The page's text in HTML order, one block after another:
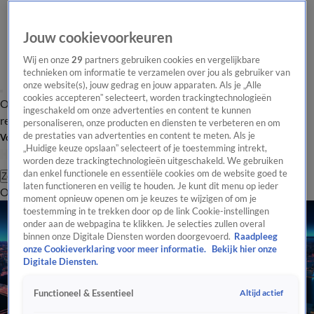
Overzicht Laatste nieuws Regionieuws Het beste van Hart
Tip de
redactie
Volg Hart van Nederland
Zoeken
OverzichtRegioUitzendingenWeerTip de redactiePanelVideo's
Jouw cookievoorkeuren
Wij en onze29 partners gebruiken cookies en vergelijkbare
technieken om informatie te verzamelen over jou als gebruiker van
onze website(s), jouw gedrag en jouw apparaten. Als je „Alle
cookies accepteren” selecteert, worden trackingtechnologieën
ingeschakeld om onze advertenties en content te kunnen
personaliseren, onze producten en diensten te verbeteren en om
de prestaties van advertenties en content te meten. Als je
„Huidige keuze opslaan” selecteert of je toestemming intrekt,
worden deze trackingtechnologieën uitgeschakeld. We gebruiken
dan enkel functionele en essentiële cookies om de website goed te
laten functioneren en veilig te houden. Je kunt dit menu op ieder
moment opnieuw openen om je keuzes te wijzigen of om je
toestemming in te trekken door op de link Cookie-instellingen
onder aan de webpagina te klikken. Je selecties zullen overal
binnen onze Digitale Diensten worden doorgevoerd. Raadpleeg
onze Cookieverklaring voor meer informatie.
Bekijk hier onze
Digitale Diensten.
Functioneel & Essentieel Altijd actief